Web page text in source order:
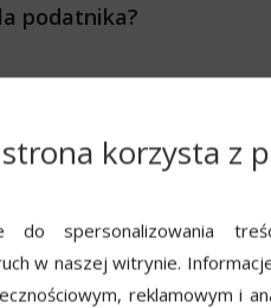
podatnika?
rodzica?
korzysta z
do spersonalizowania
w naszej witrynie.
reklamowym i